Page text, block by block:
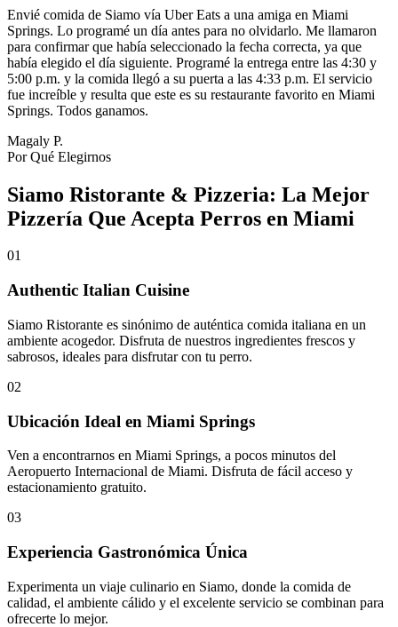
Envié comida de Siamo vía Uber Eats a una amiga en Miami
Springs. Lo programé un día antes para no olvidarlo. Me llamaron
para confirmar que había seleccionado la fecha correcta, ya que
había elegido el día siguiente. Programé la entrega entre las 4:30 y
5:00 p.m. y la comida llegó a su puerta a las 4:33 p.m. El servicio
fue increíble y resulta que este es su restaurante favorito en Miami
Springs. Todos ganamos.
Magaly P.
Por Qué Elegirnos
Siamo Ristorante & Pizzeria: La Mejor
Pizzería Que Acepta Perros en Miami
01
Authentic Italian Cuisine
Siamo Ristorante es sinónimo de auténtica comida italiana en un
ambiente acogedor. Disfruta de nuestros ingredientes frescos y
sabrosos, ideales para disfrutar con tu perro.
02
Ubicación Ideal en Miami Springs
Ven a encontrarnos en Miami Springs, a pocos minutos del
Aeropuerto Internacional de Miami. Disfruta de fácil acceso y
estacionamiento gratuito.
03
Experiencia Gastronómica Única
Experimenta un viaje culinario en Siamo, donde la comida de
calidad, el ambiente cálido y el excelente servicio se combinan para
ofrecerte lo mejor.